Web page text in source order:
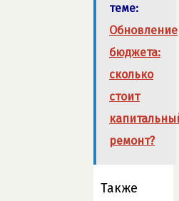
теме:
Обновление
бюджета:
сколько
стоит
ремонт?
Также